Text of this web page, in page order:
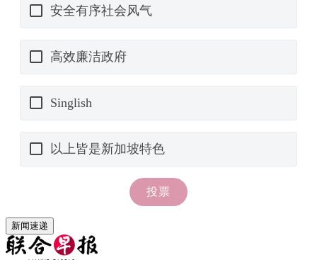
新闻速递